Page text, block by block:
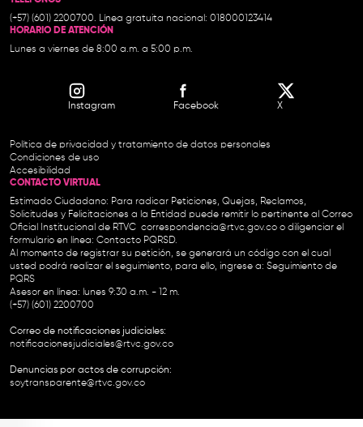
(+57) (601) 2200700. Línea gratuita nacional: 018000123414
HORARIO DE ATENCIÓN
Lunes a viernes de 8:00 a.m. a 5:00 p.m.
Instagram Facebook X
Política de privacidad y tratamiento de datos personales
Condiciones de uso
Accesibilidad
CONTACTO VIRTUAL
Estimado Ciudadano: Para radicar Peticiones, Quejas, Reclamos,
Solicitudes y Felicitaciones a la Entidad puede remitir lo pertinente al Correo
Oficial Institucional de RTVC correspondencia@rtvc.gov.co o diligenciar el
formulario en línea: Contacto PQRSD.
Al momento de registrar su petición, se generará un código con el cual
usted podrá realizar el seguimiento, para ello, ingrese a: Seguimiento de
PQRS
Asesor en línea: lunes 9:30 a.m. - 12 m.
(+57) (601) 2200700
Correo de notificaciones judiciales:
notificacionesjudiciales@rtvc.gov.co
Denuncias por actos de corrupción:
soytransparente@rtvc.gov.co